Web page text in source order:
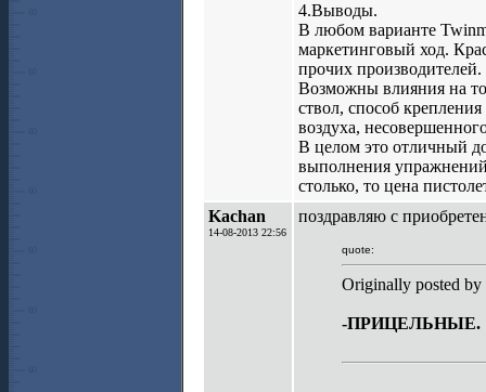
4.Выводы.
В любом варианте
маркетинговый ход.
прочих производителей.
Возможны влияния на
ствол, способ
воздуха,
В целом это отличный
выполнения
столько, то цена
Kachan
14-08-2013 22:56
поздравляю с
quote:
Originally posted by
-ПРИЦЕЛЬНЫЕ.